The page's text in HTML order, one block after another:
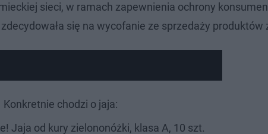
sieci, w ramach zapewnienia ochrony
się na wycofanie ze sprzedaży produktów
Konkretnie chodzi o jaja:
Jaja od kury zielononóżki, klasa A, 10 szt.